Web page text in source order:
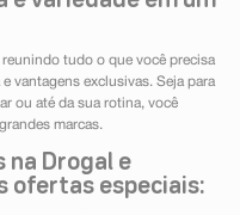
tudo o que você precisa
vantagens exclusivas. Seja para
ou até da sua rotina, você
marcas.
na Drogal e
ofertas especiais: